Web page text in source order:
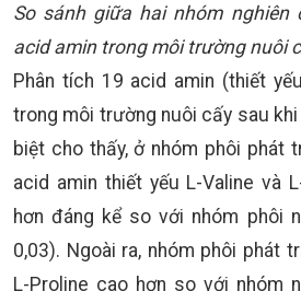
So sánh giữa hai nhóm nghiên
acid amin trong môi trường nuôi
Phân tích 19 acid amin (thiết
trong môi trường nuôi cấy sau
biệt cho thấy, ở nhóm phôi phát
acid amin thiết yếu L-Valine và
hơn đáng kể so với nhóm phôi
0,03). Ngoài ra, nhóm phôi phát
L-Proline cao hơn so với nhóm